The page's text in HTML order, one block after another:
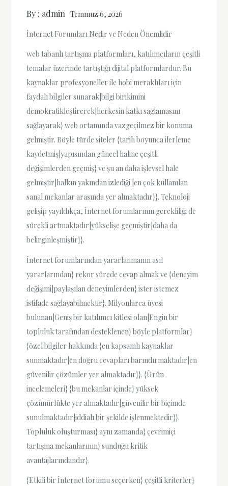
By : admin Temmuz 6, 2026
İnternet Forumları Nedir ve Neden Önemlidir
web tabanlı tartışma platformları, katılımcıların çeşitli
temalar üzerinde tartıştığı dijital platformlardur. Bu
kaynaklar profesyoneller ile hobi meraklıları için
faydalı bilgiler sunarak|bilgi birikimini
demokratikleştirerek|herkesin katkı sağlamasını
sağlayarak} web ortamında vazgeçilmez bir konuma
gelmiştir. Böyle türde siteler {tarih boyunca ilerleme
kaydetmiş|yapısından güncel haline çeşitli
değişimlerden geçmiş} ve şu an daha işlevsel hale
gelmiştir|halkın yakından izlediği |en çok kullanılan
sanal mekanlar arasında yer almaktadır}}. Teknoloji
gelişip yayıldıkça, İnternet forumlarının gerekliliği de
sürekli artmaktadır|yükselişe geçmiştir|daha da
belirginleşmiştir}}.
İnternet forumlarından yararlanmanın asıl
yararlarından} rekor sürede cevap almak ve {deneyim
değişimi|paylaşılan deneyimlerden} ister istemez
istifade sağlayabilmektir}. Milyonlarca üyesi
bulunan|Geniş bir katılımcı kitlesi olan|Engin bir
topluluk tarafından desteklenen} böyle platformlar}
{özel bilgiler hakkında {en kapsamlı kaynaklar
sunmaktadır|en doğru cevapları barındırmaktadır|en
güvenilir çözümler yer almaktadır}}. {Ürün
incelemeleri} {bu mekanlar içinde} yüksek
çözünürlükte yer almaktadır|güvenilir bir biçimde
sunulmaktadır|iddialı bir şekilde işlenmektedir}}.
Topluluk oluşturması} aynı zamanda} çevrimiçi
tartışma mekanlarının} sunduğu kritik
avantajlarındandır}.
{Etkili bir İnternet forumu seçerken} çeşitli kriterler}